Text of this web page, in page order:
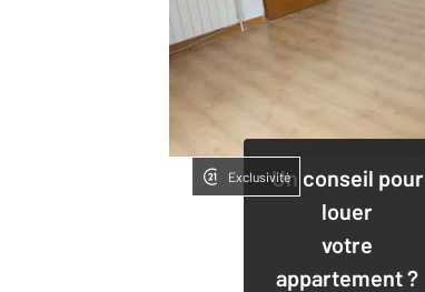
Un conseil pour
louer
votre
appartement ?
Exclusivité